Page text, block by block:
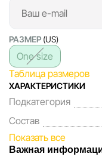
РАЗМЕР (US)
One size
Таблица размеров
ХАРАКТЕРИСТИКИ
Подкатегория
Состав
Показать все
Важная